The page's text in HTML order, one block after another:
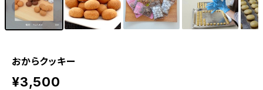
おからクッキー
¥3,500